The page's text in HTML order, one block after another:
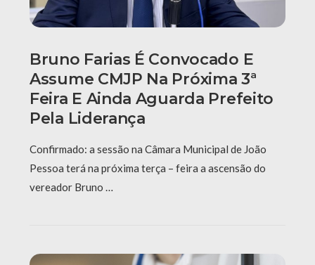
Bruno Farias É Convocado E
Assume CMJP Na Próxima 3ª
Feira E Ainda Aguarda Prefeito
Pela Liderança
Confirmado: a sessão na Câmara Municipal de João
Pessoa terá na próxima terça – feira a ascensão do
vereador Bruno …